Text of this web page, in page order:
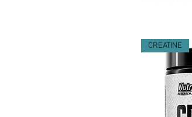
CREATINE